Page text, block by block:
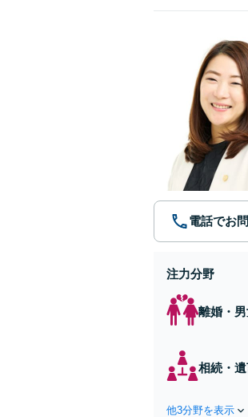
電話でお
注力分野
離婚・
相続・
他3分野を表示